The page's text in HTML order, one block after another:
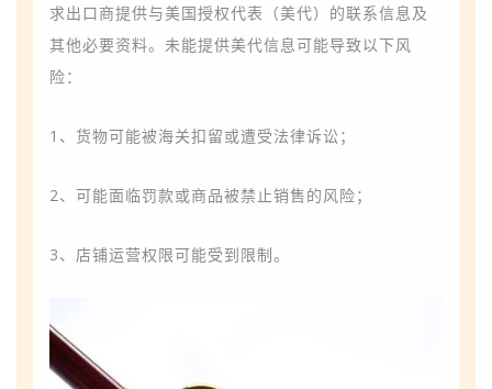
求出口商提供与美国授权代表（美代）的联系信息及
其他必要资料。未能提供美代信息可能导致以下风
险：
1、货物可能被海关扣留或遭受法律诉讼；
2、可能面临罚款或商品被禁止销售的风险；
3、店铺运营权限可能受到限制。